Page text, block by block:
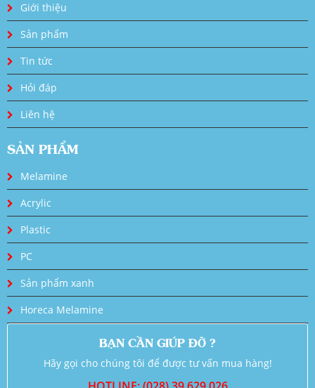
Giới thiệu
Sản phẩm
Tin tức
Hỏi đáp
Liên hệ
SẢN PHẨM
Melamine
Acrylic
Plastic
PC
Sản phẩm xanh
Horeca Melamine
BẠN CẦN GIÚP ĐỠ ?
Hãy gọi cho chúng tôi để được tư vấn mua hàng!